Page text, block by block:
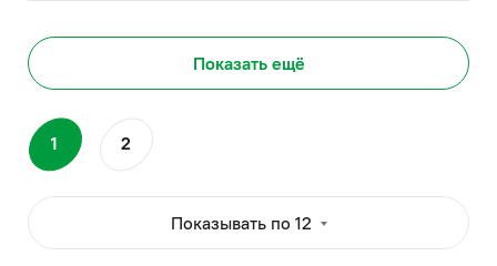
Показать ещё
1 2
Показывать по 12